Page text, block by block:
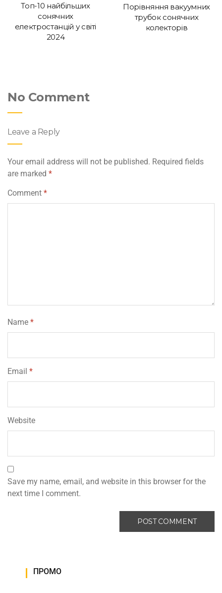
Топ-10 найбільших
сонячних
електростанцій у світі
2024
Порівняння вакуумних
трубок сонячних
колекторів
No Comment
Leave a Reply
Your email address will not be published. Required fields
are marked *
Comment *
Name *
Email *
Website
Save my name, email, and website in this browser for the
next time I comment.
ПРОМО